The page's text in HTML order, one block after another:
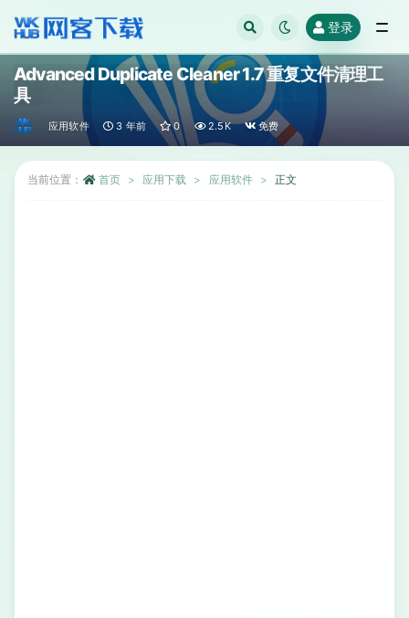
登录
Advanced Duplicate Cleaner 1.7 重复文件清理工
具
应用软件 3 年前 0 2.5K 免费
当前位置： 首页 应用下载 应用软件 正文
全部